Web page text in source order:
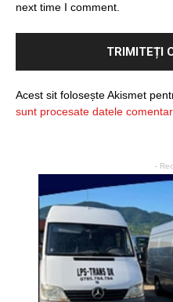
next time I comment.
Acest sit folosește Akismet
sunt procesate datele
-